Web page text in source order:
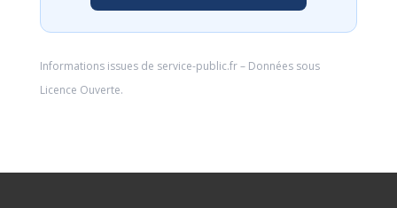
Informations issues de service-public.fr– Données sous
Licence Ouverte.